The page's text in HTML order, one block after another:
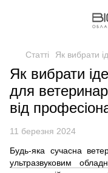
Статті Як вибрати
Як вибрати
для
від
11 березня 2024
Будь-яка сучасна
ультразвуковим